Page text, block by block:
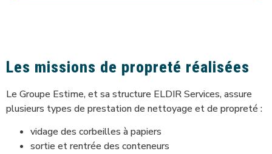
Les missions de propreté réalisées
Le Groupe Estime, et sa structure ELDIR Services, assure
plusieurs types de prestation de nettoyage et de propreté :
vidage des corbeilles à papiers
sortie et rentrée des conteneurs